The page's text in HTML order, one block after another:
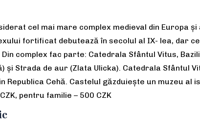
cel mai mare complex medieval din Europa
fortificat debutează în secolul al IX- lea, dar
complex fac parte: Catedrala Sfântul Vitus,
şi Strada de aur (Zlata Ulicka). Catedrala Sfântul
Republica Cehă. Castelul găzduieşte un muzeu
pentru familie – 500 CZK